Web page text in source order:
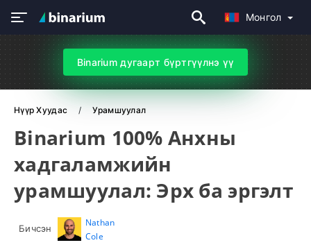
Монгол
Binarium дугаарт бүртгүүлнэ үү
Нүүр Хуудас Урамшуулал
Binarium 100% Анхны
хадгаламжийн
урамшуулал: Эрх ба эргэлт
Бичсэн
Nathan
Cole